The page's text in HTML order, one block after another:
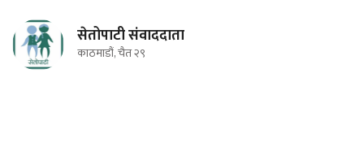
सेतोपाटी संवाददाता
काठमाडौं, चैत २९